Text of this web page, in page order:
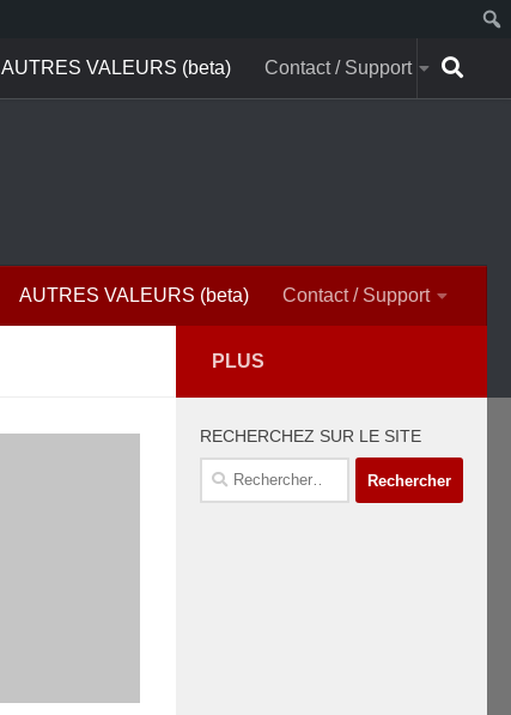
AUTRES VALEURS (beta) Contact / Support
AUTRES VALEURS (beta) Contact / Support
PLUS
RECHERCHEZ SUR LE SITE
Rechercher :